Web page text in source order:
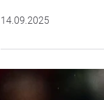
14.09.2025